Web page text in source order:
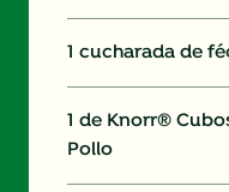
1 cucharada de
1 de Knorr®
Pollo